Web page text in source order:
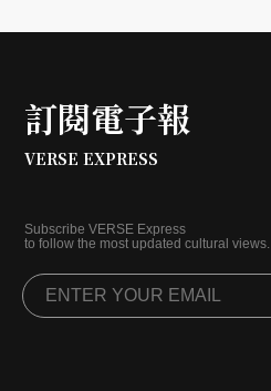
訂閱電子報
VERSE EXPRESS
Subscribe VERSE Express
to follow the most updated cultural views.